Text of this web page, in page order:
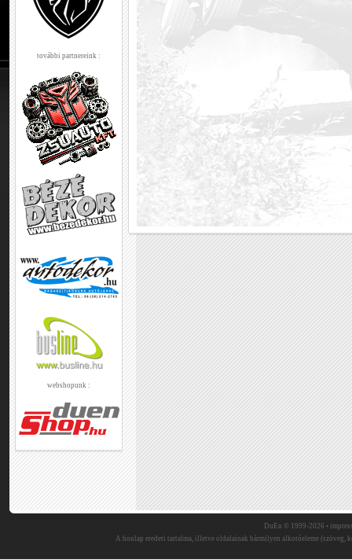
további partnereink :
webshopunk :
DuEn © 1999-2026 •
A honlap eredeti tartalma, illetve oldalainak bármilyen alkotóeleme (szöveg,